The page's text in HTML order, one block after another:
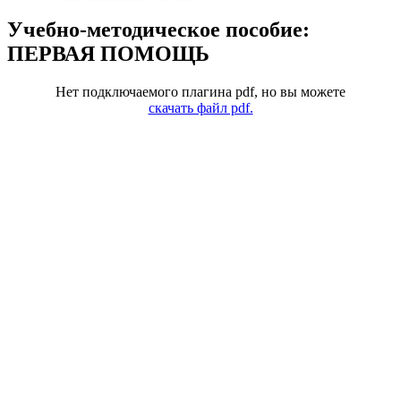
Учебно-методическое пособие:
ПЕРВАЯ ПОМОЩЬ
Нет подключаемого плагина pdf, но вы можете
скачать файл pdf.